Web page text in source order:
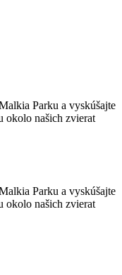
Parku a vyskúšajte
okolo našich zvierat
Parku a vyskúšajte
okolo našich zvierat